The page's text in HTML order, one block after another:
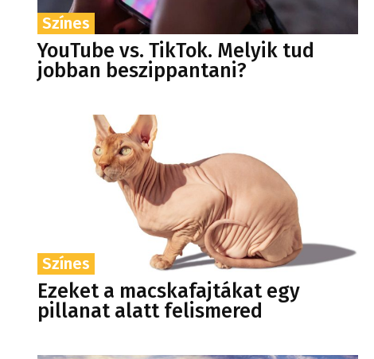
Színes
YouTube vs. TikTok. Melyik tud
jobban beszippantani?
Színes
Ezeket a macskafajtákat egy
pillanat alatt felismered